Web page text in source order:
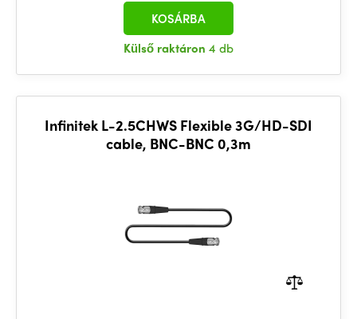
Külső raktáron 4 db
KOSÁRBA
Infinitek L-2.5CHWS Flexible 3G/HD-SDI
cable, BNC-BNC 0,3m